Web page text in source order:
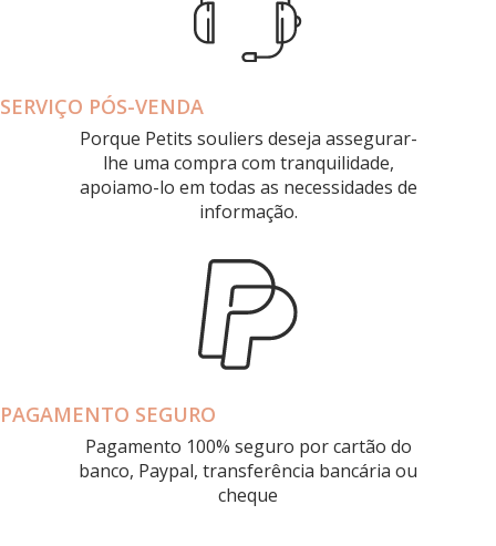
SERVIÇO PÓS-VENDA
Porque Petits souliers deseja assegurar-
lhe uma compra com tranquilidade,
apoiamo-lo em todas as necessidades de
informação.
PAGAMENTO SEGURO
Pagamento 100% seguro por cartão do
banco, Paypal, transferência bancária ou
cheque